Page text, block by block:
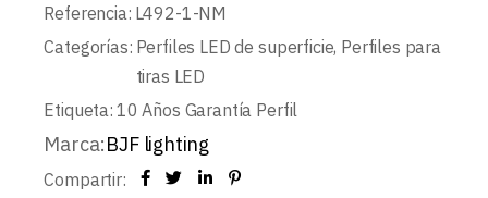
Referencia: L492-1-NM
Categorías: Perfiles LED de superficie, Perfiles para
tiras LED
Etiqueta: 10 Años Garantía Perfil
Marca:BJF lighting
Compartir: